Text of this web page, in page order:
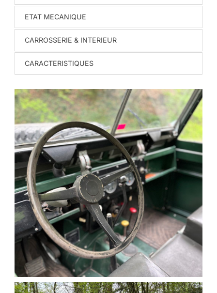
ETAT MECANIQUE
CARROSSERIE & INTERIEUR
CARACTERISTIQUES